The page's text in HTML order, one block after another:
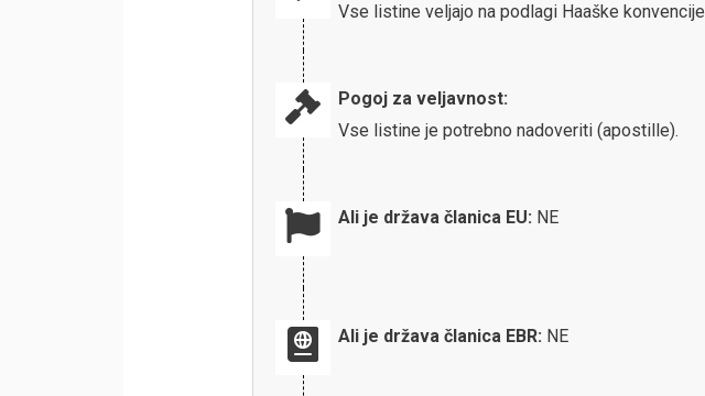
Vse listine veljajo na podlagi Haaške konvencije
Pogoj za veljavnost:
Vse listine je potrebno nadoveriti (apostille).
Ali je država članica EU: NE
Ali je država članica EBR: NE